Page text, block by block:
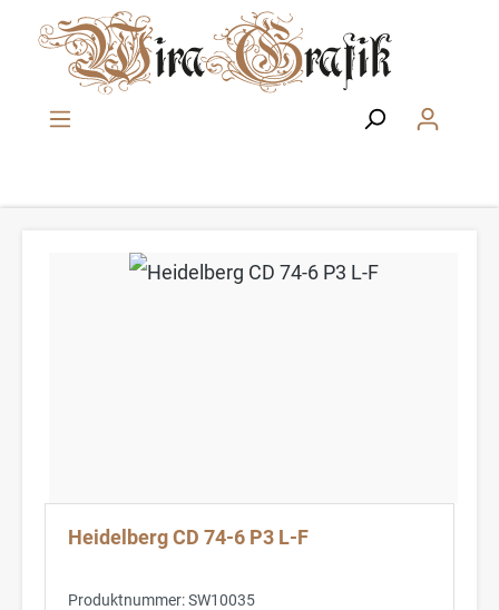
Zum Hauptinhalt springen
Bildergalerie überspringen
Heidelberg CD 74-6 P3 L-F
Produktnummer:SW10035